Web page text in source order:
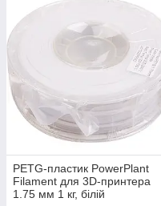
PETG-пластик PowerPlant
Filament для 3D-принтера
1.75 мм 1 кг, білій